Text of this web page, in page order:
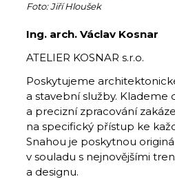
Foto: Jiří Hloušek
Ing. arch. Václav Kosnar
ATELIER KOSNAR s.r.o.
Poskytujeme
a stavební služby. Klademe
a precizní zpracování
na specifický přístup ke
Snahou je poskytnou
v souladu s nejnovějšími
a designu.